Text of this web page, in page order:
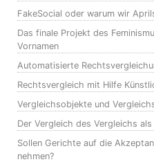
FakeSocial oder warum wir
Das finale Projekt des
Vornamen
Automatisierte
Rechtsvergleich mit Hilfe
Vergleichsobjekte und
Der Vergleich des Vergleichs
Sollen Gerichte auf die
nehmen?